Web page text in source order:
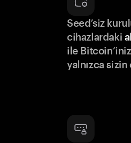
Seed’siz
cihazlardaki
ile
yalnızca